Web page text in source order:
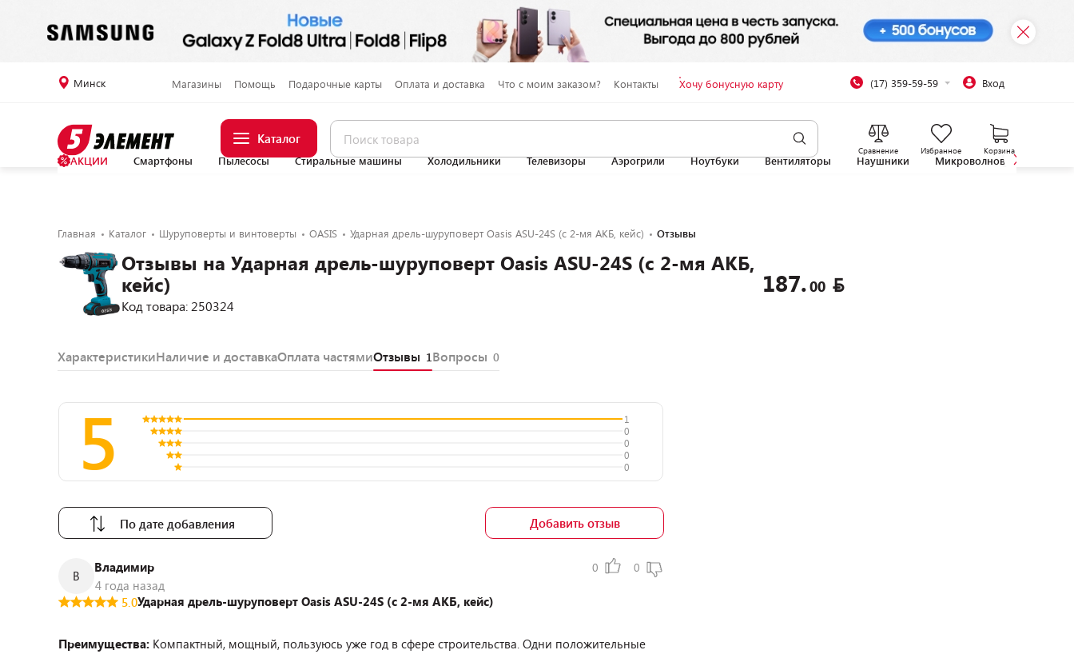
Минск Магазины Помощь Подарочные карты Оплата и доставка Что с моим заказом? Контакты Хочу бонусную карту (17) 359-59-59 Вход
Каталог
Сравнение Избранное Корзина
АКЦИИ Смартфоны Пылесосы Стиральные машины Холодильники Телевизоры Аэрогрили Ноутбуки Вентиляторы Наушники Микроволновые печи
Главная Каталог Шуруповерты и винтоверты OASIS Ударная дрель-шуруповерт Oasis ASU-24S (с 2-мя АКБ, кейс) Отзывы
Отзывы на Ударная дрель-шуруповерт Oasis ASU-24S (с 2-мя АКБ,
кейс)
Код товара: 250324
187.00
ХарактеристикиНаличие и доставкаОплата частямиОтзывы 1Вопросы 0
5
1
0
0
0
0
По дате добавления Добавить отзыв
В
Владимир
4 года назад
0 0
5.0Ударная дрель-шуруповерт Oasis ASU-24S (с 2-мя АКБ, кейс)
Преимущества: Компактный, мощный, пользуюсь уже год в сфере строительства. Одни положительные